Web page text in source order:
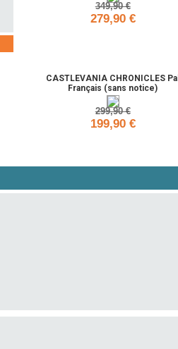
349,90 €
279,90 €
CASTLEVANIA CHRONICLES Pal
Français (sans notice)
299,90 €
199,90 €